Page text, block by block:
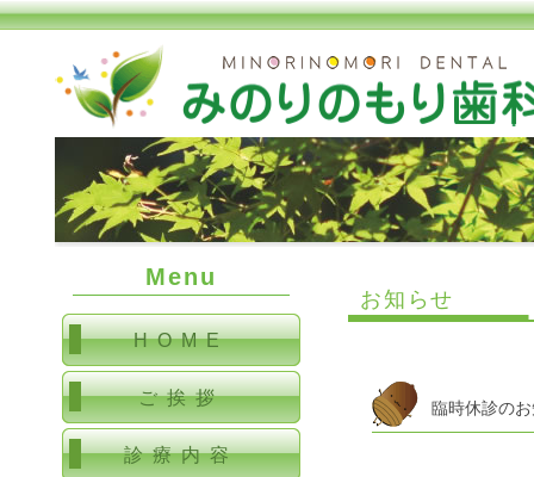
お知らせ
臨時休診の
Menu
HOME
ご挨拶
診療内容